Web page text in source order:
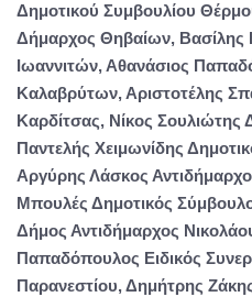
Δημοτικού Συμβουλίου
Δήμαρχος Θηβαίων, Βασίλης
Ιωαννιτών, Αθανάσιος
Καλαβρύτων, Αριστοτέλης
Καρδίτσας, Νίκος
Παντελής Χειμωνίδης
Αργύρης Λάσκος
Μπουλές Δημοτικός
Δήμος Αντιδήμαρχος
Παπαδόπουλος Ειδικός
Παρανεστίου, Δημήτρης